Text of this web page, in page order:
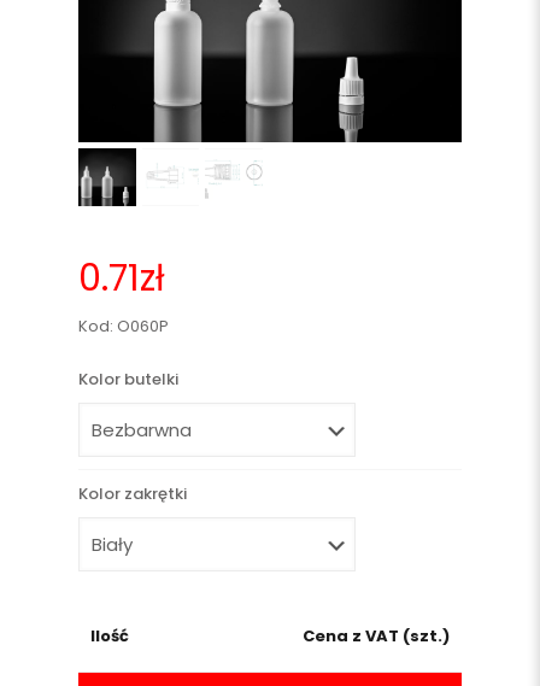
0.71zł
Kod: O060P
Kolor butelki
Kolor zakrętki
Ilość Cena z VAT (szt.)